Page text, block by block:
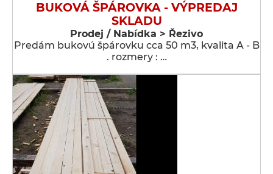
BUKOVÁ ŠPÁROVKA - VÝPREDAJ
SKLADU
Prodej / Nabídka > Řezivo
Predám bukovú špárovku cca 50 m3, kvalita A - B
. rozmery : …